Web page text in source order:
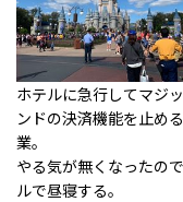
ホテルに急行してマジ
ンドの決済機能を止め
業。
やる気が無くなったの
ルで昼寝する。